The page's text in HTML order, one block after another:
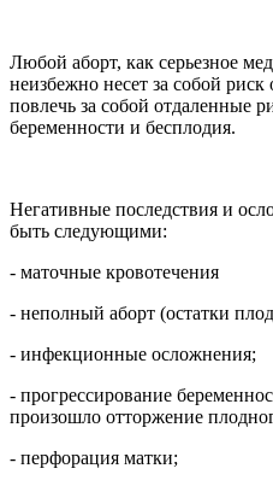
Любой аборт, как серьезное
неизбежно несет за собой
повлечь за собой отдаленные
беременности и бесплодия.
Негативные последствия и
быть следующими:
- маточные кровотечения
- неполный аборт (остатки
- инфекционные осложнения;
- прогрессирование
произошло отторжение
- перфорация матки;